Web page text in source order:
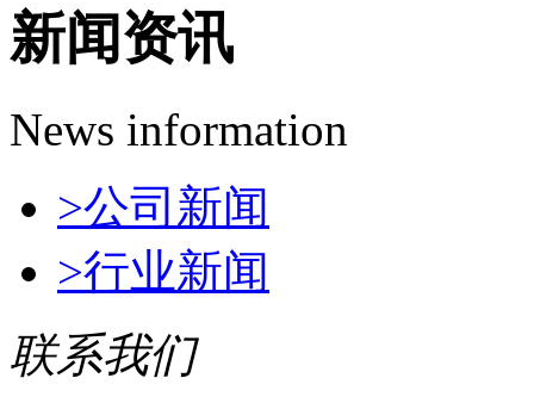
新闻资讯
News information
>公司新闻
>行业新闻
联系我们